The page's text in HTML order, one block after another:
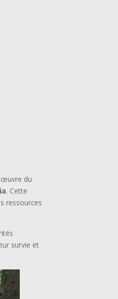
œuvre du
. Cette
ressources
survie et